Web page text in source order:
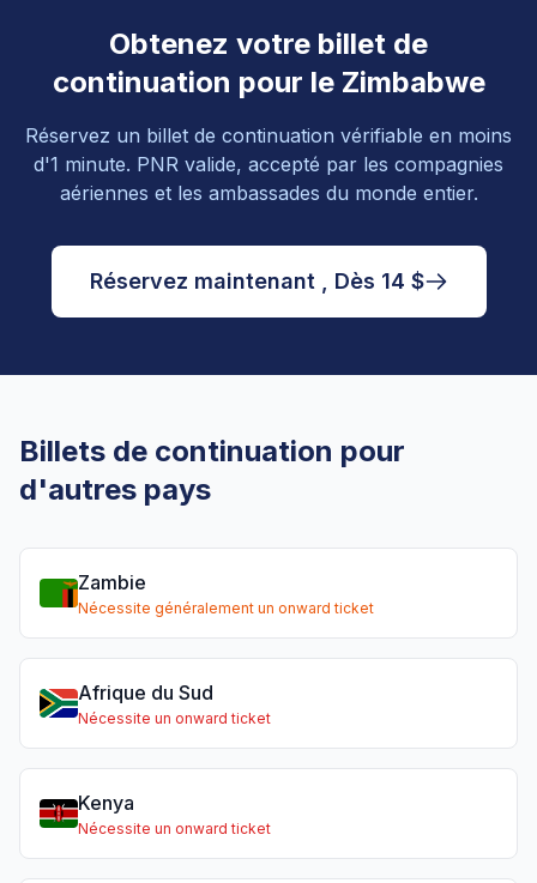
Obtenez votre billet de
continuation pour le Zimbabwe
Réservez un billet de continuation vérifiable en moins
d'1 minute. PNR valide, accepté par les compagnies
aériennes et les ambassades du monde entier.
Réservez maintenant , Dès 14 $
Billets de continuation pour
d'autres pays
Zambie
Nécessite généralement un onward ticket
Afrique du Sud
Nécessite un onward ticket
Kenya
Nécessite un onward ticket